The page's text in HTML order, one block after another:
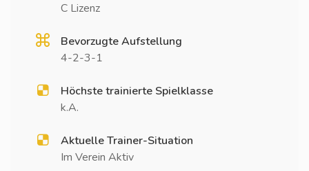
C Lizenz
Bevorzugte Aufstellung
4-2-3-1
Höchste trainierte Spielklasse
k.A.
Aktuelle Trainer-Situation
Im Verein Aktiv